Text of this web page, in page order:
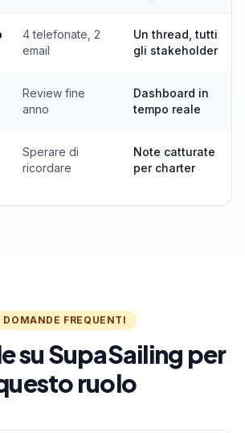
4 telefonate, 2
email
Un thread, tutti
gli stakeholder
Review fine
anno
Dashboard in
tempo reale
Sperare di
ricordare
Note catturate
per charter
DOMANDE FREQUENTI
su SupaSailing per
ruolo